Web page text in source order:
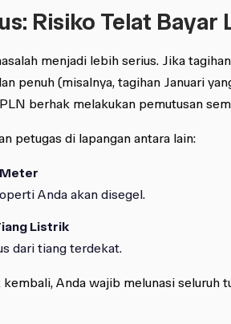
Risiko Telat Bayar
menjadi lebih serius. Jika
penuh (misalnya, tagihan Januari
berhak melakukan pemutusan
petugas di lapangan antara lain:
Anda akan disegel.
Listrik
dari tiang terdekat.
Anda wajib melunasi seluruh